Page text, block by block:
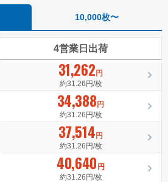
10,000枚〜
4営業日出荷
31,262円
約31.26円/枚
34,388円
約31.26円/枚
37,514円
約31.26円/枚
40,640 円
約31.26円/枚